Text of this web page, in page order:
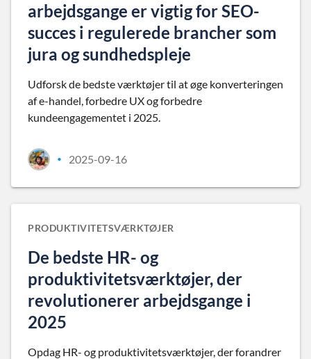
arbejdsgange er vigtig for SEO-
succes i regulerede brancher som
jura og sundhedspleje
Udforsk de bedste værktøjer til at øge konverteringen
af e-handel, forbedre UX og forbedre
kundeengagementet i 2025.
• 2025-09-16
PRODUKTIVITETSVÆRKTØJER
De bedste HR- og
produktivitetsværktøjer, der
revolutionerer arbejdsgange i
2025
Opdag HR- og produktivitetsværktøjer, der forandrer